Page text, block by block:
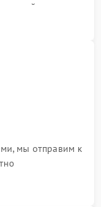
сайте
мы отправим к